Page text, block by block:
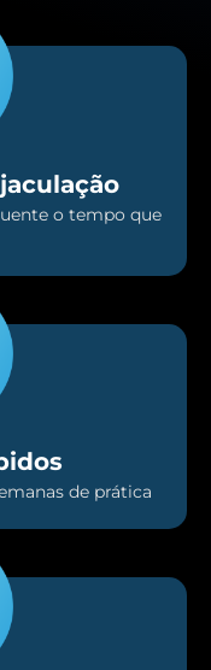
o tempo que
de prática